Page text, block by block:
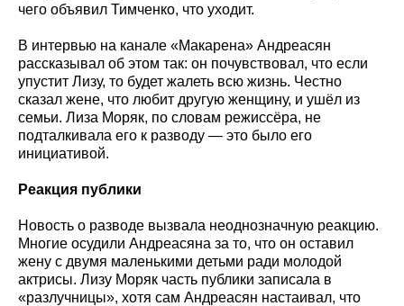
чего объявил Тимченко, что уходит.
В интервью на канале «Макарена» Андреасян
рассказывал об этом так: он почувствовал, что если
упустит Лизу, то будет жалеть всю жизнь. Честно
сказал жене, что любит другую женщину, и ушёл из
семьи. Лиза Моряк, по словам режиссёра, не
подталкивала его к разводу — это было его
инициативой.
Реакция публики
Новость о разводе вызвала неоднозначную реакцию.
Многие осудили Андреасяна за то, что он оставил
жену с двумя маленькими детьми ради молодой
актрисы. Лизу Моряк часть публики записала в
«разлучницы», хотя сам Андреасян настаивал, что